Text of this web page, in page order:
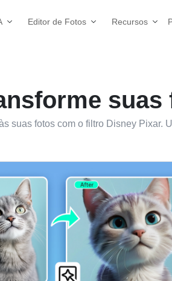
Editor de Fotos Recursos
suas fotos com o filtro Disney Pixar.